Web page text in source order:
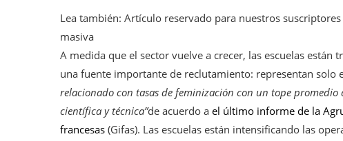
Lea también: Artículo reservado para nuestros suscriptores
masiva
A medida que el sector vuelve a crecer, las escuelas
una fuente importante de reclutamiento: representan solo
relacionado con tasas de feminización con un tope
científica y técnica”de acuerdo a el último informe de la
francesas (Gifas). Las escuelas están intensificando las